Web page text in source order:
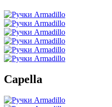
Capella